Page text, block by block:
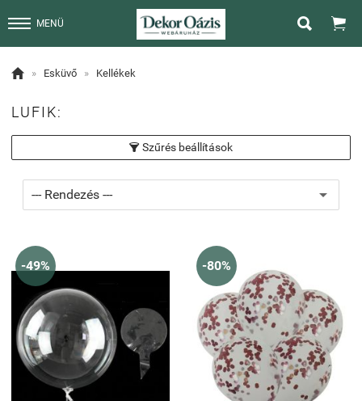
MENÜ  
 » Esküvő » Kellékek
LUFIK:
 Szűrés beállítások
-49% -80%